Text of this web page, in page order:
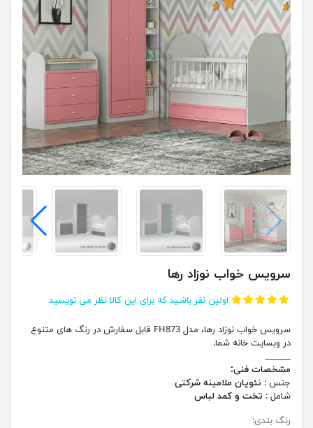
سرویس خواب نوزاد رها
اولین نفر باشید که برای این کالا نظر می نویسید
سرویس خواب نوزاد رها، مدل FH873 قابل سفارش در رنگ های متنوع
در وبسایت خانه شما.
______
مشخصات فنی:
جنس : نئوپان ملامینه شرکتی
شامل : تخت و کمد لباس
رنگ بندی: